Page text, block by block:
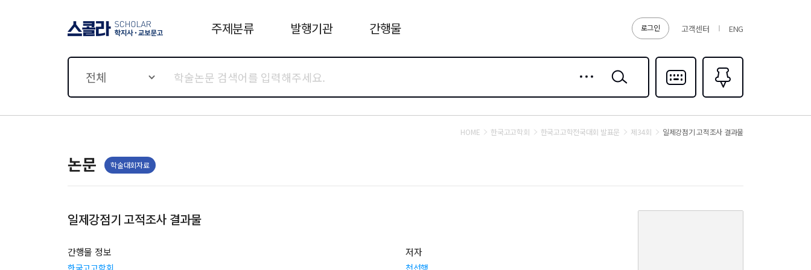
로그인 고객센터 ENG
주제분류 발행기관 간행물
전체
검색
다국어입력
즐겨찾기0
HOME 한국고고학회 한국고고학전국대회 발표문 제34회 일제강점기 고적조사 결과물
논문 학술대회자료
일제강점기 고적조사 결과물
간행물 정보 저자